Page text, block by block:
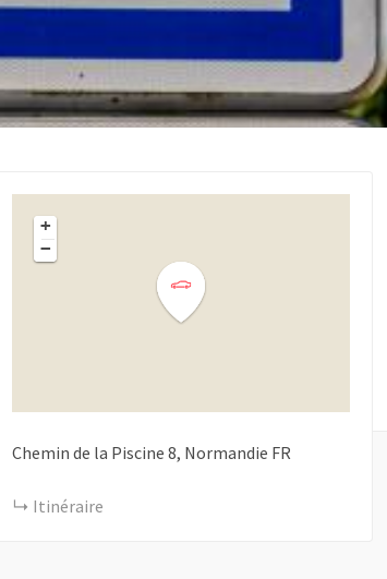
+
−
Chemin de la Piscine 8 Normandie FR
Itinéraire